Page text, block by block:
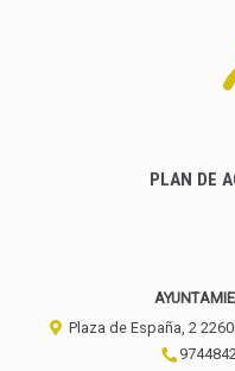
PLAN DE
Plaza de España, 2